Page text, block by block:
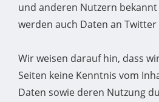
und anderen Nutzern bekannt
werden auch Daten an
Wir weisen darauf hin, dass
Seiten keine Kenntnis vom
Daten sowie deren Nutzung